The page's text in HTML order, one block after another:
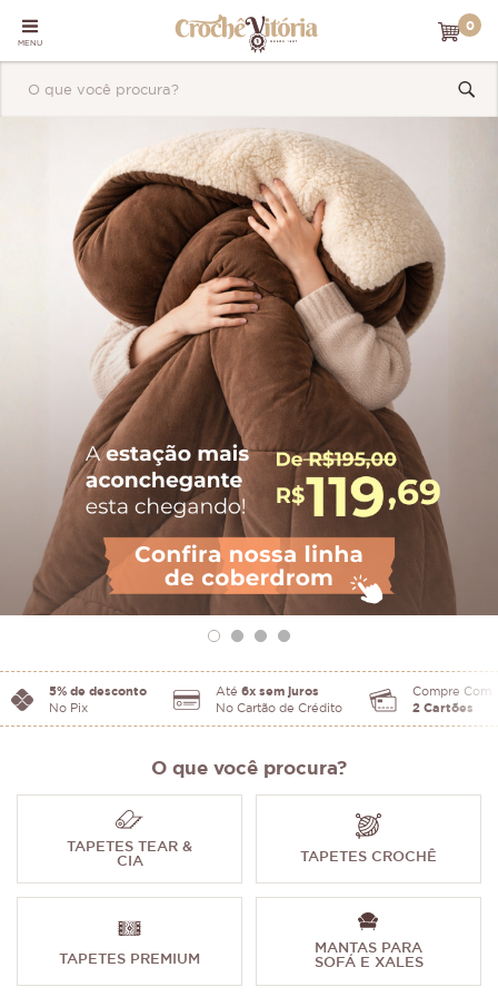
MENU
0
5% de desconto
No Pix
Até 6x sem juros
No Cartão de Crédito
Compre Com
2 Cartões
O que você procura?
TAPETES TEAR &
CIA
TAPETES CROCHÊ
TAPETES PREMIUM
MANTAS PARA
SOFÁ E XALES